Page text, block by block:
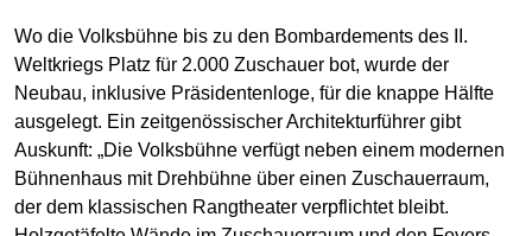
Wo die Volksbühne bis zu den Bombardements des II.
Weltkriegs Platz für 2.000 Zuschauer bot, wurde der
Neubau, inklusive Präsidentenloge, für die knappe Hälfte
ausgelegt. Ein zeitgenössischer Architekturführer gibt
Auskunft: „Die Volksbühne verfügt neben einem modernen
Bühnenhaus mit Drehbühne über einen Zuschauerraum,
der dem klassischen Rangtheater verpflichtet bleibt.